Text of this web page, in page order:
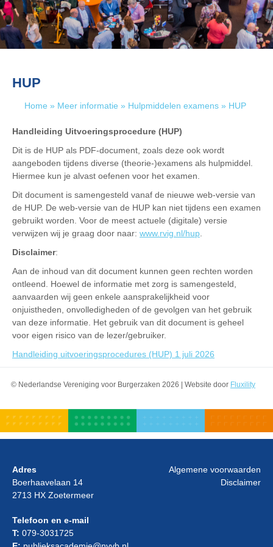
HUP
Home » Meer informatie » Hulpmiddelen examens » HUP
Handleiding Uitvoeringsprocedure (HUP)
Dit is de HUP als PDF-document, zoals deze ook wordt
aangeboden tijdens diverse (theorie-)examens als hulpmiddel.
Hiermee kun je alvast oefenen voor het examen.
Dit document is samengesteld vanaf de nieuwe web-versie van
de HUP. De web-versie van de HUP kan niet tijdens een examen
gebruikt worden. Voor de meest actuele (digitale) versie
verwijzen wij je graag door naar: www.rvig.nl/hup
Disclaimer:
Aan de inhoud van dit document kunnen geen rechten worden
ontleend. Hoewel de informatie met zorg is samengesteld,
aanvaarden wij geen enkele aansprakelijkheid voor
onjuistheden, onvolledigheden of de gevolgen van het gebruik
van deze informatie. Het gebruik van dit document is geheel
voor eigen risico van de lezer/gebruiker.
Handleiding uitvoeringsprocedures (HUP) 1 juli 2026
© Nederlandse Vereniging voor Burgerzaken 2026 | Website door Fluxility
Adres
Boerhaavelaan 14
2713 HX Zoetermeer
Telefoon en e-mail
T: 079-3031725
Algemene voorwaarden
Disclaimer